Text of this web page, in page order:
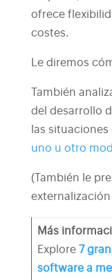
ofrece
costes.
Le diremos
También
del desarrollo
las situaciones
uno u otro
(También le
Más
Explore 7
software a